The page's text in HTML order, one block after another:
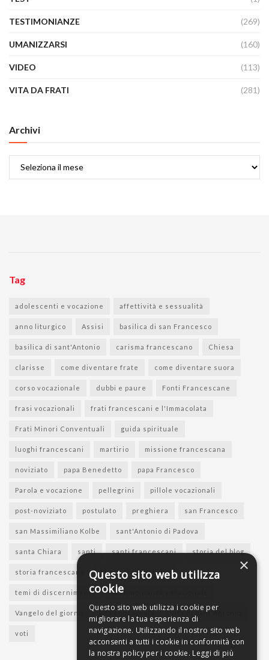
TESTIMONIANZE (269)
UMANIZZARSI (160)
VIDEO (113)
VITA DA FRATI (281)
Archivi
Tag
adolescenti e vocazione affettività e sessualità
anno liturgico Assisi basilica di san Francesco
basilica di sant'Antonio carisma francescano Chiesa
clarisse come diventare frate come diventare suora
corso vocazionale dubbi e paure Fonti Francescane
frasi vocazionali frati francescani e l'Immacolata
Frati Minori Conventuali guida spirituale
luoghi francescani martirio missione francescana
noviziato papa Benedetto papa Francesco
Parola e vocazione pellegrini pillole vocazionali
post-noviziato postulato preghiera san Francesco
san Massimiliano Kolbe sant'Antonio di Padova
santa Chiara santi santi francescani storia del blog
storia francescana suore francescane
temi di discernimento testimonianza vocazionale
Vangelo del giorno vita consacrata vita di sant'Antonio
voti
×
Questo sito web utilizza
cookie
Questo sito web utilizza i cookie per
migliorare la tua esperienza di
navigazione. Utilizzando il nostro sito web
acconsenti a tutti i cookie in conformità con
la nostra policy per i cookie. Leggi di più